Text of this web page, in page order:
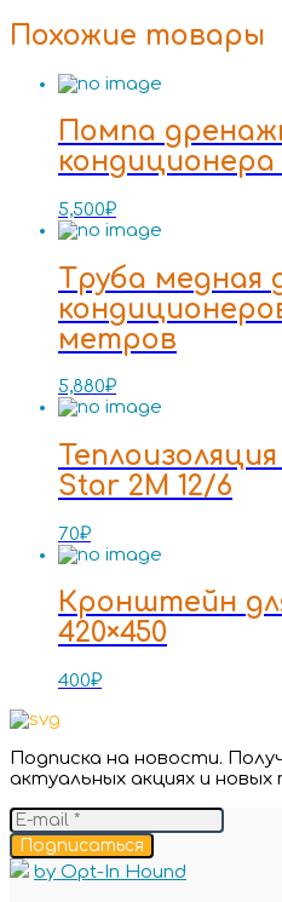
Похожие товары
Помпа
5,500₽
Труба медная
метров
5,880₽
Star 2M 12/6
70₽
Кронштейн
420×450
400₽
Подписка на новости.
актуальных акциях и новых
Подписаться
by Opt-In Hound